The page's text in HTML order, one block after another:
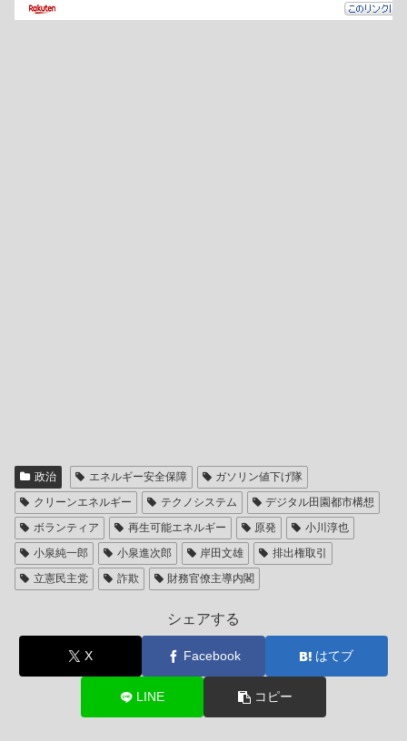
政治 エネルギー安全保障
ガソリン値下げ隊
クリーンエネルギー
テクノシステム
デジタル田園都市構想
ボランティア
再生可能エネルギー 原発
小川淳也
小泉純一郎
小泉進次郎 岸田文雄
排出権取引
立憲民主党
詐欺 財務官僚主導内閣
シェアする
X Facebook はてブ
LINE コピー